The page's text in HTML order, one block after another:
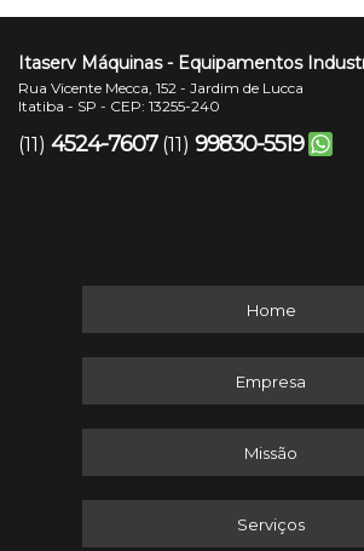
Itaserv Máquinas - Equipamentos
Rua Vicente Mecca, 152 - Jardim de Lucca
Itatiba - SP - CEP: 13255-240
(11) 4524-7607 (11) 99830-5519
Home
Empresa
Missão
Serviços